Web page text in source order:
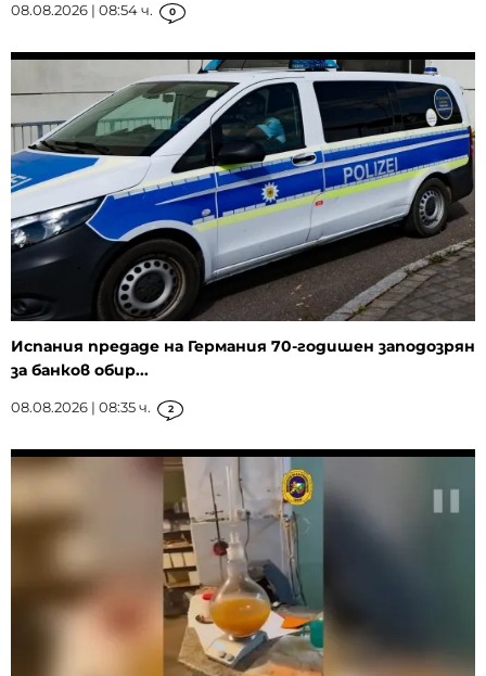
08.08.2026 | 08:54 ч. 0
Испания предаде на Германия 70-годишен заподозрян
за банков обир...
08.08.2026 | 08:35 ч. 2